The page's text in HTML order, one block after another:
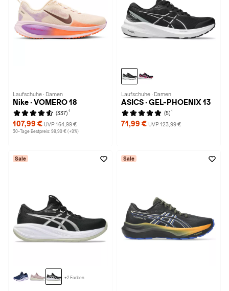
Laufschuhe · Damen
Nike · VOMERO 18
(337) 1
107,99 € UVP 164,99 €
30-Tage Bestpreis: 98,99 € (+9%)
Laufschuhe · Damen
ASICS · GEL-PHOENIX 13
(5) 1
71,99 € UVP 123,99 €
Sale
+2 Farben
Sale